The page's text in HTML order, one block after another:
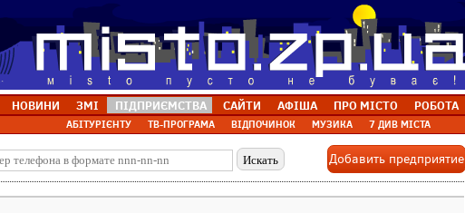
НОВИНИ ЗМІ ПІДПРИЄМСТВА САЙТИ АФІША ПРО МІСТО РОБОТА
АБІТУРІЄНТУ ТВ-ПРОГРАМА ВІДПОЧИНОК МУЗИКА 7 ДИВ МІСТА
Добавить предприятие